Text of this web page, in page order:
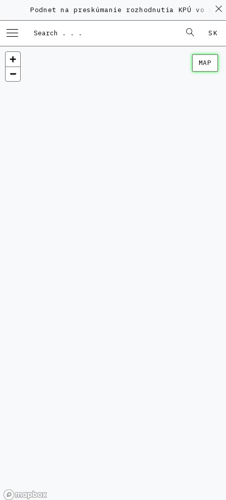
Podnet na preskúmanie rozhodnutia KPÚ vo veci
SK
MAP